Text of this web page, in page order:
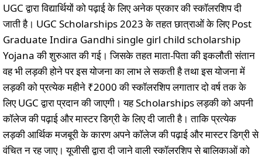
UGC द्वारा विद्यार्थियों को पढ़ाई के लिए अनेक प्रकार की स्कॉलरशिप दी
जाती है। UGC Scholarships 2023 के तहत छात्राओं के लिए Post
Graduate Indira Gandhi single girl child scholarship
Yojana की शुरुआत की गई। जिसके तहत माता-पिता की इकलौती संतान
वह भी लड़की होने पर इस योजना का लाभ ले सकती है तथा इस योजना में
लड़की को प्रत्येक महीने ₹2000 की स्कॉलरशिप लगातार दो वर्ष तक के
लिए UGC द्वारा प्रदान की जाएगी। यह Scholarships लड़की को अपनी
कॉलेज की पढ़ाई और मास्टर डिग्री के लिए दी जाती है। ताकि प्रत्येक
लड़की आर्थिक मजबूरी के कारण अपने कॉलेज की पढ़ाई और मास्टर डिग्री से
वंचित न रह जाए। यूजीसी द्वारा दी जाने वाली स्कॉलरशिप से बालिकाओं को